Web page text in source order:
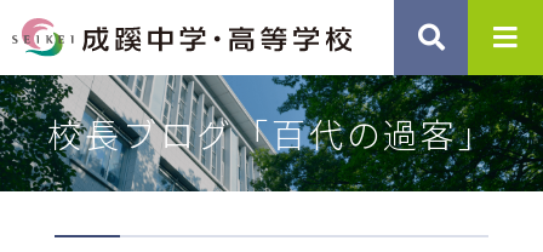
校長ブログ「百代の過客」